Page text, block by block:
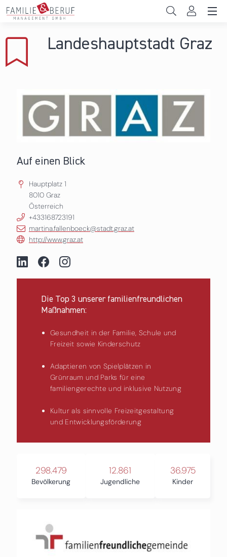
Direkt zum Inhalt
Gemeinden
Persönliche Vereinbarkeit
Das sind wir
Landeshauptstadt Graz
Auf einen Blick
Hauptplatz 1
8010 Graz
Österreich
+433168723191
martina.fallenboeck@stadt.graz.at
http://www.graz.at
Die Top 3 unserer familienfreundlichen
Maßnahmen:
Gesundheit in der Familie, Schule und
Freizeit sowie Kinderschutz
Adaptieren von Spielplätzen in
Grünraum und Parks für eine
familiengerechte und inklusive Nutzung
Kultur als sinnvolle Freizeitgestaltung
und Entwicklungsförderung
298.479
Bevölkerung
12.861
Jugendliche
36.975
Kinder